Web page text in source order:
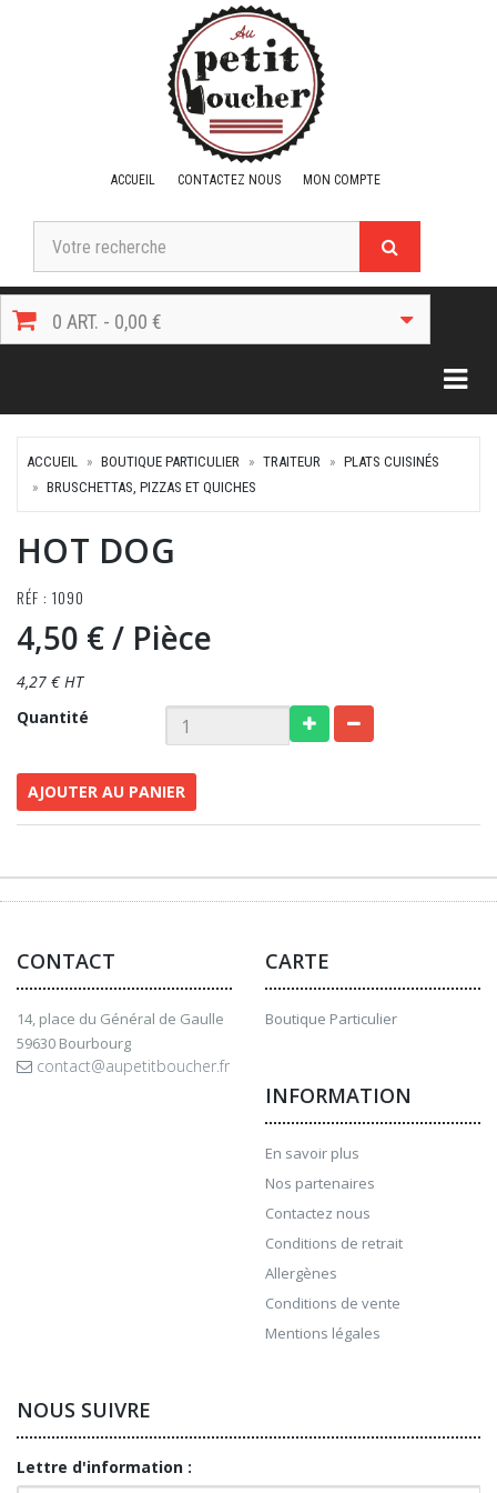
ACCUEIL CONTACTEZ NOUS MON COMPTE
0 ART. - 0,00 €
ACCUEIL BOUTIQUE PARTICULIER TRAITEUR
PLATS CUISINÉS
BRUSCHETTAS, PIZZAS ET QUICHES
HOT DOG
RÉF : 1090
4,50 €/ Pièce
4,27 € HT
Quantité
AJOUTER AU PANIER
CONTACT
14, place du Général de Gaulle
59630 Bourbourg
contact@aupetitboucher.fr
CARTE
Boutique Particulier
INFORMATION
En savoir plus
Nos partenaires
Contactez nous
Conditions de retrait
Allergènes
Conditions de vente
Mentions légales
NOUS SUIVRE
Lettre d'information :